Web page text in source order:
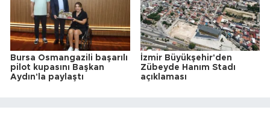
Bursa Osmangazili başarılı
pilot kupasını Başkan
Aydın'la paylaştı
İzmir Büyükşehir'den
Zübeyde Hanım Stadı
açıklaması